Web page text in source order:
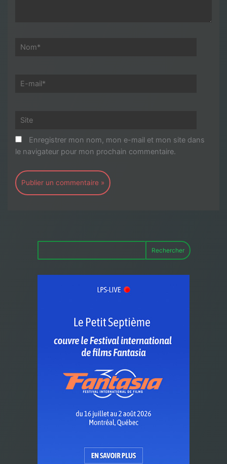
Nom*
E-
Site
Enregistrer mon nom, mon e-mail et mon site dans
le navigateur pour mon prochain commentaire.
Rechercher